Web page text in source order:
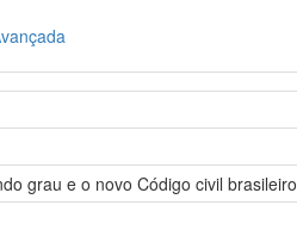
grau e o novo Código civil brasileiro